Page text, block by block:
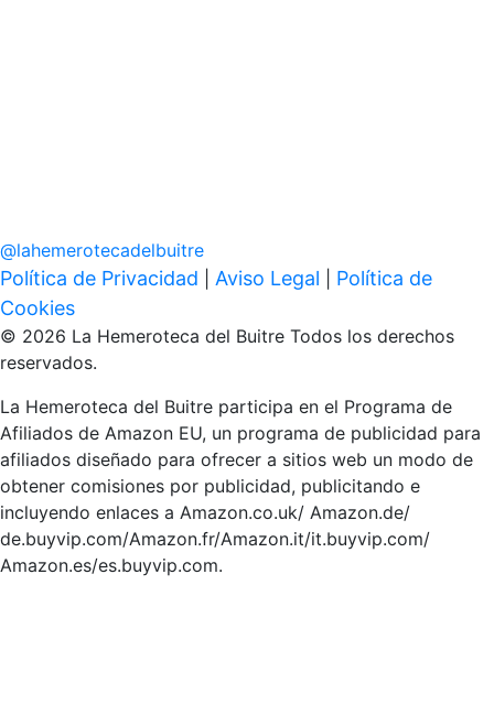
@lahemerotecadelbuitre
Política de Privacidad Aviso Legal
Política de
Cookies
© 2026 La Hemeroteca del Buitre Todos los derechos
reservados.
La Hemeroteca del Buitre participa en el Programa de
Afiliados de Amazon EU, un programa de publicidad para
afiliados diseñado para ofrecer a sitios web un modo de
obtener comisiones por publicidad, publicitando e
incluyendo enlaces a Amazon.co.uk/ Amazon.de/
de.buyvip.com/Amazon.fr/Amazon.it/it.buyvip.com/
Amazon.es/es.buyvip.com.